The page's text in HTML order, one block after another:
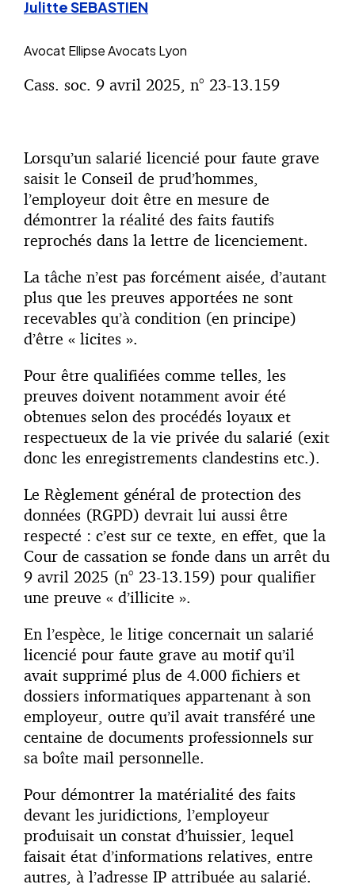
Julitte SEBASTIEN
Avocat Ellipse Avocats Lyon
Cass. soc. 9 avril 2025, n° 23-13.159
Lorsqu’un salarié licencié pour faute grave
saisit le Conseil de prud’hommes,
l’employeur doit être en mesure de
démontrer la réalité des faits fautifs
reprochés dans la lettre de licenciement.
La tâche n’est pas forcément aisée, d’autant
plus que les preuves apportées ne sont
recevables qu’à condition (en principe)
d’être « licites ».
Pour être qualifiées comme telles, les
preuves doivent notamment avoir été
obtenues selon des procédés loyaux et
respectueux de la vie privée du salarié (exit
donc les enregistrements clandestins etc.).
Le Règlement général de protection des
données (RGPD) devrait lui aussi être
respecté : c’est sur ce texte, en effet, que la
Cour de cassation se fonde dans un arrêt du
9 avril 2025 (n° 23-13.159) pour qualifier
une preuve « d’illicite ».
En l’espèce, le litige concernait un salarié
licencié pour faute grave au motif qu’il
avait supprimé plus de 4.000 fichiers et
dossiers informatiques appartenant à son
employeur, outre qu’il avait transféré une
centaine de documents professionnels sur
sa boîte mail personnelle.
Pour démontrer la matérialité des faits
devant les juridictions, l’employeur
produisait un constat d’huissier, lequel
faisait état d’informations relatives, entre
autres, à l’adresse IP attribuée au salarié.